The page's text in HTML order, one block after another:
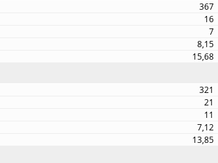
367
16
7
8,15
15,68
321
21
11
7,12
13,85